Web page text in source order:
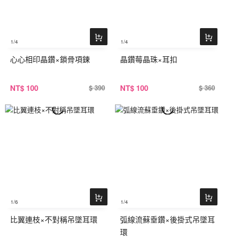
1/4
心心相印晶鑽×鎖骨項鍊
NT$ 100 $ 390
1/4
晶鑽莓晶珠×耳扣
NT$ 100 $ 360
1/6
比翼連枝×不對稱吊墜耳環
1/4
弧線流蘇垂鑽×後掛式吊墜耳
環